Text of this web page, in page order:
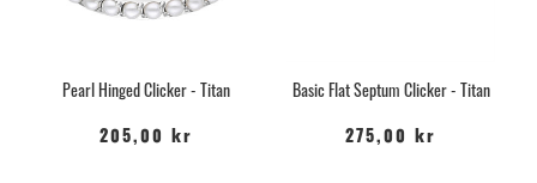
Pearl Hinged Clicker - Titan
205,00 kr
Basic Flat Septum Clicker - Titan
275,00 kr